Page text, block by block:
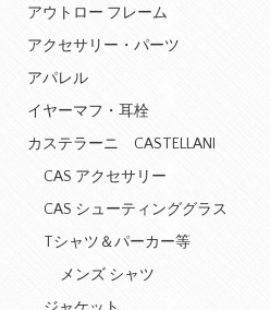
アウトロー フレーム
アクセサリー・パーツ
アパレル
イヤーマフ・耳栓
カステラーニ CASTELLANI
CAS アクセサリー
CAS シューティンググラス
Tシャツ＆パーカー等
メンズ シャツ